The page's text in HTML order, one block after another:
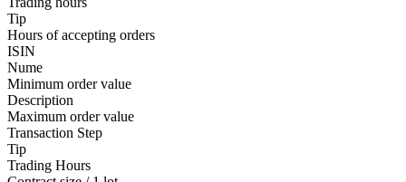
Tip
Hours of accepting orders
ISIN
Nume
Minimum order value
Description
Maximum order value
Transaction Step
Tip
Trading Hours